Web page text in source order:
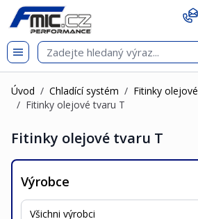
Přejít na obsah
git s
Úvod / Chladící systém / Fitinky olejové
/ Fitinky olejové tvaru T
Fitinky olejové tvaru T
Výrobce